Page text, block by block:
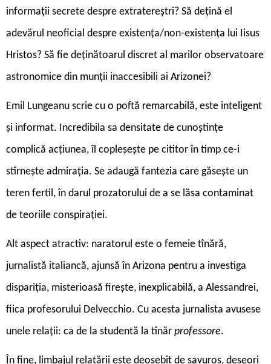
informații secrete despre extratereștri? Să dețină el
adevărul neoficial despre existența/non-existența lui Iisus
Hristos? Să fie deținătoarul discret al marilor observatoare
astronomice din munții inaccesibili ai Arizonei?
Emil Lungeanu scrie cu o poftă remarcabilă, este inteligent
și informat. Incredibila sa densitate de cunoștințe
complică acțiunea, îl copleșește pe cititor în timp ce-i
stîrnește admirația. Se adaugă fantezia care găsește un
teren fertil, în darul prozatorului de a se lăsa contaminat
de teoriile conspirației.
Alt aspect atractiv: naratorul este o femeie tînără,
jurnalistă italiancă, ajunsă în Arizona pentru a investiga
dispariția, misterioasă firește, inexplicabilă, a Alessandrei,
fiica profesorului Delvecchio. Cu acesta jurnalista avusese
unele relații: ca de la studentă la tînăr professore.
În fine, limbajul relatării este deosebit de savuros, deseori